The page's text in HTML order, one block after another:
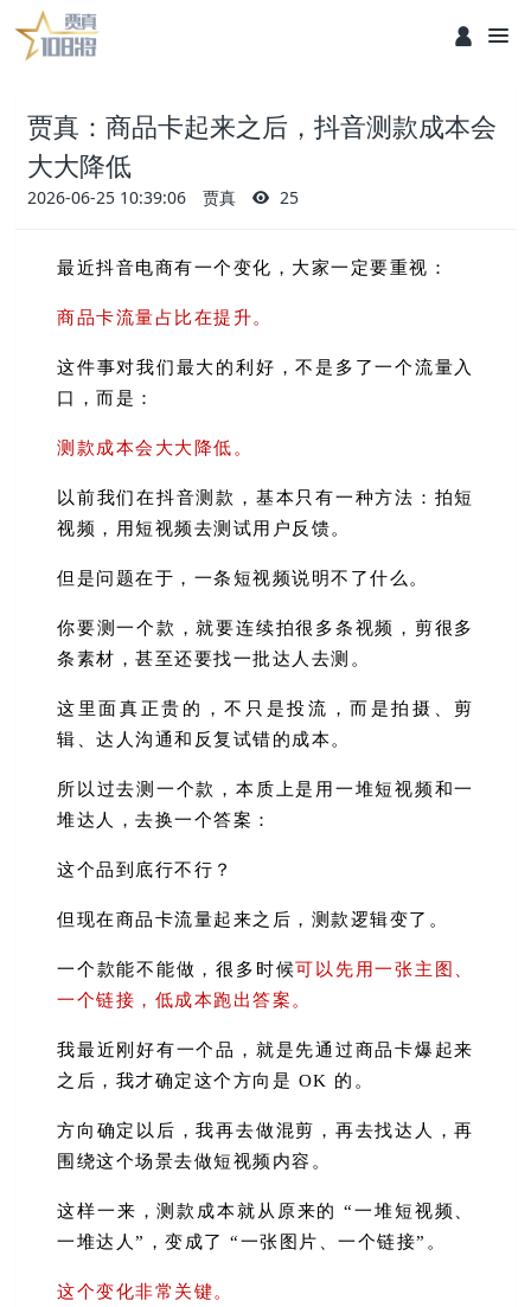
贾真：商品卡起来之后，抖音测款成本会
大大降低
2026-06-25 10:39:06 贾真 25
最近抖音电商有一个变化，大家一定要重视：
商品卡流量占比在提升。
这件事对我们最大的利好，不是多了一个流量入
口，而是：
测款成本会大大降低。
以前我们在抖音测款，基本只有一种方法： 拍短
视频，用短视频去测试用户反馈。
但是问题在于，一条短视频说明不了什么。
你要测一个款，就要连续拍很多条视频，剪很多
条素材，甚至还要找一批达人去测。
这里面真正贵的，不只是投流，而是拍摄、剪
辑、达人沟通和反复试错的成本。
所以过去测一个款，本质上是用一堆短视频和一
堆达人，去换一个答案：
这个品到底行不行？
但现在商品卡流量起来之后，测款逻辑变了。
一个款能不能做，很多时候可以先用一张主图、
一个链接，低成本跑出答案。
我最近刚好有一个品，就是先通过商品卡爆起来
之后，我才确定这个方向是 OK 的。
方向确定以后，我再去做混剪，再去找达人，再
围绕这个场景去做短视频内容。
这样一来，测款成本就从原来的 “一堆短视频、
一堆达人”，变成了 “一张图片、一个链接”。
这个变化非常关键。